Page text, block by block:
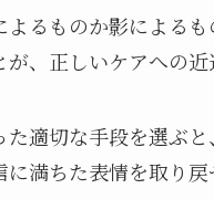
るものか影による
、正しいケアへの近
た適切な手段を選ぶ
満ちた表情を取り戻